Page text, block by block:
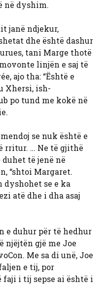
në dyshim.
janë ndjekur,
dhe është dashur
tani Marge thotë
linjën e saj të
ajo tha: “Është e
Xhersi, ish-
po tund me kokë në
se nuk është e
rritur. … Ne të gjithë
të jenë në
“shtoi Margaret.
dyshohet se e ka
atë dhe i dha asaj
e duhur për të hedhur
njëjtën gjë me Joe
Me sa di unë, Joe
e tij, por
i tij sepse ai është i